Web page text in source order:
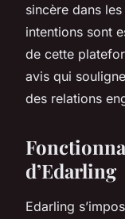
sincère dans
intentions sont
de cette
avis qui
des relations
d’Edarling
Edarling